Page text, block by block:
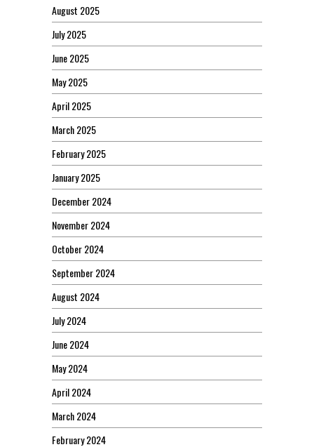
August 2025
July 2025
June 2025
May 2025
April 2025
March 2025
February 2025
January 2025
December 2024
November 2024
October 2024
September 2024
August 2024
July 2024
June 2024
May 2024
April 2024
March 2024
February 2024